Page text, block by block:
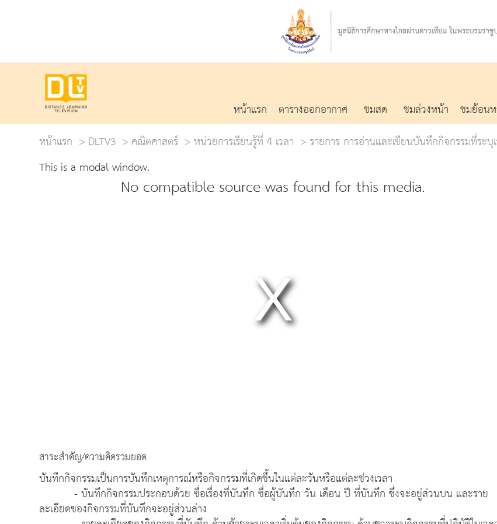
หน้าแรก ตารางออกอากาศ ชมสด ชมล่วงหน้า ชมย้อน
หน้าแรก
DLTV3 คณิตศาสตร์ หน่วยการเรียนรู้ที่ 4 เวลา
รายการ การอ่านและเขียนบันทึกกิจกรรมที่ระ
This is a modal window.
No compatible source was found for this media.
สาระสำคัญ/ความคิดรวมยอด
บันทึกกิจกรรมเป็นการบันทึกเหตุการณ์หรือกิจกรรมที่เกิดขึ้นในแต่ละวันหรือแต่ละช่วงเวลา
- บันทึกกิจกรรมประกอบด้วย ชื่อเรื่องที่บันทึก ชื่อผู้บันทึก วัน เดือน ปี ที่บันทึก ซึ่งจะอยู่ส่วนบน และราย
ละเอียดของกิจกรรมที่บันทึกจะอยู่ส่วนล่าง